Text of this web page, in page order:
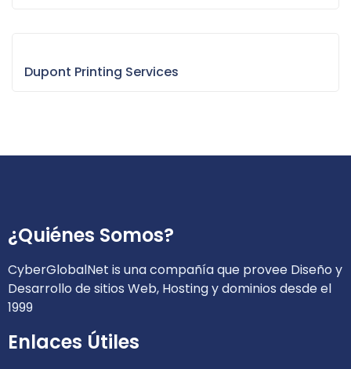
Dupont Printing Services
¿Quiénes Somos?
CyberGlobalNet is una compañía que provee Diseño y
Desarrollo de sitios Web, Hosting y dominios desde el
1999
Enlaces Útiles